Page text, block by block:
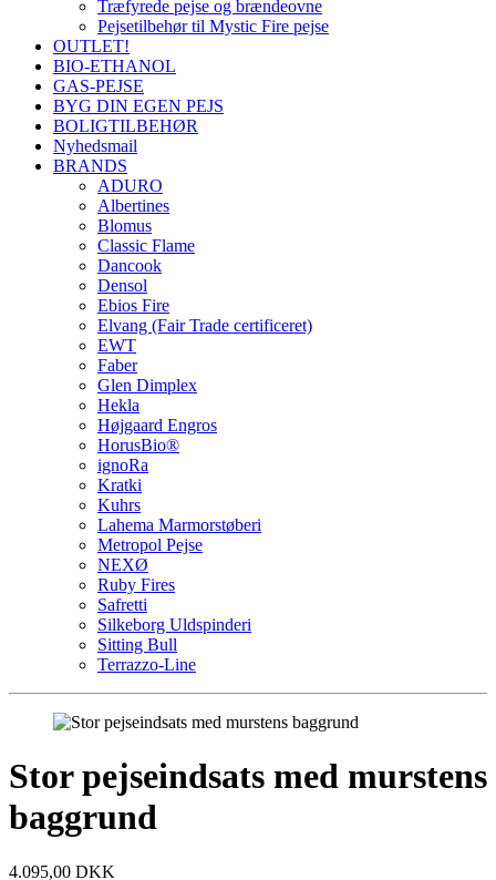
Træfyrede pejse og brændeovne
Pejsetilbehør til Mystic Fire pejse
OUTLET!
BIO-ETHANOL
GAS-PEJSE
BYG DIN EGEN PEJS
BOLIGTILBEHØR
Nyhedsmail
BRANDS
ADURO
Albertines
Blomus
Classic Flame
Dancook
Densol
Ebios Fire
Elvang (Fair Trade certificeret)
EWT
Faber
Glen Dimplex
Hekla
Højgaard Engros
HorusBio®
ignoRa
Kratki
Kuhrs
Lahema Marmorstøberi
Metropol Pejse
NEXØ
Ruby Fires
Safretti
Silkeborg Uldspinderi
Sitting Bull
Terrazzo-Line
Stor pejseindsats med murstens
baggrund
4.095,00 DKK